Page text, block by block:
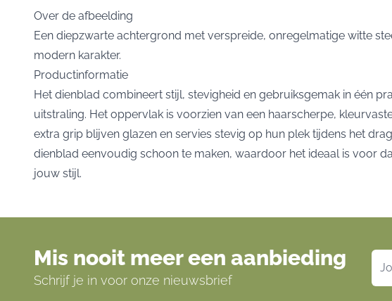
Over de afbeelding
Een diepzwarte achtergrond met verspreide, onregelmatige witte
modern karakter.
Productinformatie
Het dienblad combineert stijl, stevigheid en gebruiksgemak in één
uitstraling. Het oppervlak is voorzien van een haarscherpe,
extra grip blijven glazen en servies stevig op hun plek tijdens het
dienblad eenvoudig schoon te maken, waardoor het ideaal is voor
jouw stijl.
Mis nooit meer een aanbieding
Schrijf je in voor onze nieuwsbrief
E-